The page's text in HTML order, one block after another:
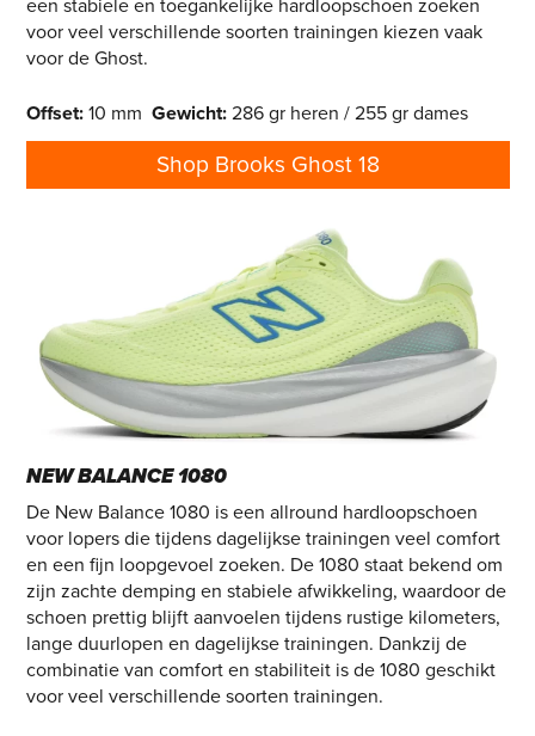
een stabiele en toegankelijke hardloopschoen zoeken
voor veel verschillende soorten trainingen kiezen vaak
voor de Ghost.
Offset:10 mm Gewicht:286 gr heren / 255 gr dames
Shop Brooks Ghost 18
NEW BALANCE 1080
De New Balance 1080 is een allround hardloopschoen
voor lopers die tijdens dagelijkse trainingen veel comfort
en een fijn loopgevoel zoeken. De 1080 staat bekend om
zijn zachte demping en stabiele afwikkeling, waardoor de
schoen prettig blijft aanvoelen tijdens rustige kilometers,
lange duurlopen en dagelijkse trainingen. Dankzij de
combinatie van comfort en stabiliteit is de 1080 geschikt
voor veel verschillende soorten trainingen.